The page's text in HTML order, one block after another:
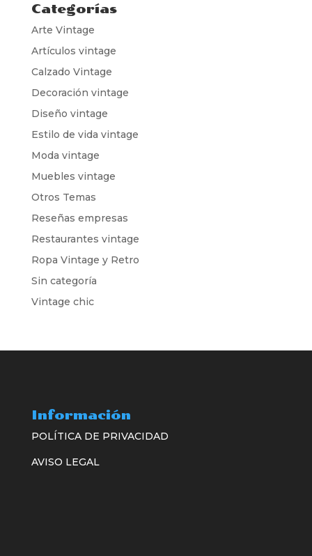
Categorías
Arte Vintage
Artículos vintage
Calzado Vintage
Decoración vintage
Diseño vintage
Estilo de vida vintage
Moda vintage
Muebles vintage
Otros Temas
Reseñas empresas
Restaurantes vintage
Ropa Vintage y Retro
Sin categoría
Vintage chic
Información
POLÍTICA DE PRIVACIDAD
AVISO LEGAL